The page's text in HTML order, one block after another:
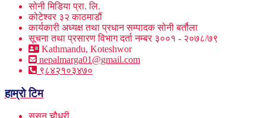
सोनी मिडिया प्रा. लि.
कोटेश्वर ३२ काठमाडौं
कार्यकारी अध्यक्ष तथा प्रधान सम्पादक सोनी बर्तौला
सूचना तथा प्रसारण विभाग दर्ता नम्बर ३००१ - २०७८/७९
Kathmandu, Koteshwor
nepalmarga01@gmail.com
९८४२१०३४७०
हाम्रो टिम